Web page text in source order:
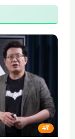
641.11-44 八下 马说
643.11-46 九上 岳阳
记
48 九上 湖心
亭看雪
50 九下 送东
马生序2
“之” 代指知识）
词、使动用法、
的 “洞” 表 “打
等，教会通过 “调
如讲解 “使动用
苦其心志”，确
4星